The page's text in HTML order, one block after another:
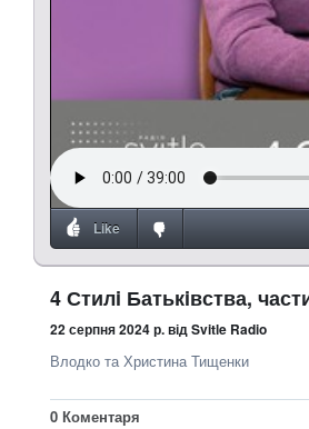
Like
4 Стилi Батькiвства,
22 серпня 2024 р.від Svitle Radio
Влодко та Христина Тищенки
0 Коментаря